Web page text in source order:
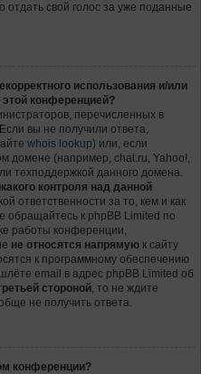
отдать свой голос за уже поданные
использования и/или
конференцией?
перечисленных в
вы не получили ответа,
whois lookup) или, если
домене (например, chat.ru, Yahoo!,
техподдержкой данного домена.
контроля над данной
ответственности за то, кем и как
обращайтесь к phpBB Limited по
работы конференции,
не относятся напрямую к сайту
к программному обеспечению
email в адрес phpBB Limited об
стороной, то не ждите
не получить ответа.
конференции?